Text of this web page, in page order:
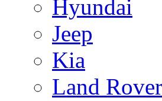
Hyundai
Jeep
Kia
Land Rover